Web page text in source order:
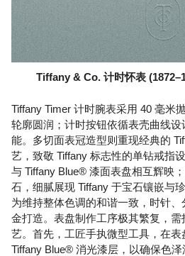
Tiffany & Co. 计时怀表
Tiffany Timer 计时腕表采用 40 毫米
轮廓圆润；计时按钮依循表壳曲线
能。多切面表冠造型则重现经典的
艺，致敬 Tiffany 标志性的单钻戒指
与 Tiffany Blue® 漆面表盘相互辉映
石，细腻展现 Tiffany 于宝石镶嵌与
为维持整体色调的和谐一致，时针
金打造。表盘制作工序极其繁复，
艺。首先，工匠手执微型工具，在
Tiffany Blue® 消光漆层，以确保色